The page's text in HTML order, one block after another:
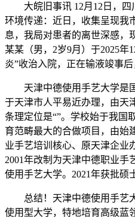
大皖旧事讯 12月12日，四
环境传递：近日，收集呈现我
息，我局对患者的离世深感，
某某（男，2岁9月）于2025年
炎”收治入院，正在输液竣事
天津中德使用手艺大学是
于天津市人平易近办理，由天
条理定位是“”。学校始于我国
育范畴最大的合做项目，由始
业手艺培训核心、原天津企业
2001年改制为天津中德职业手
使用手艺大学。2021年获批硕
总结！天津中德使用手艺大
使用型大学，特地培育高级蓝